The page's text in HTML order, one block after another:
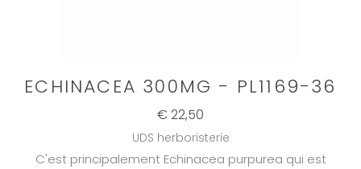
ECHINACEA 300MG - PL1169-36
€ 22,50
UDS herboristerie
C'est principalement Echinacea purpurea qui est